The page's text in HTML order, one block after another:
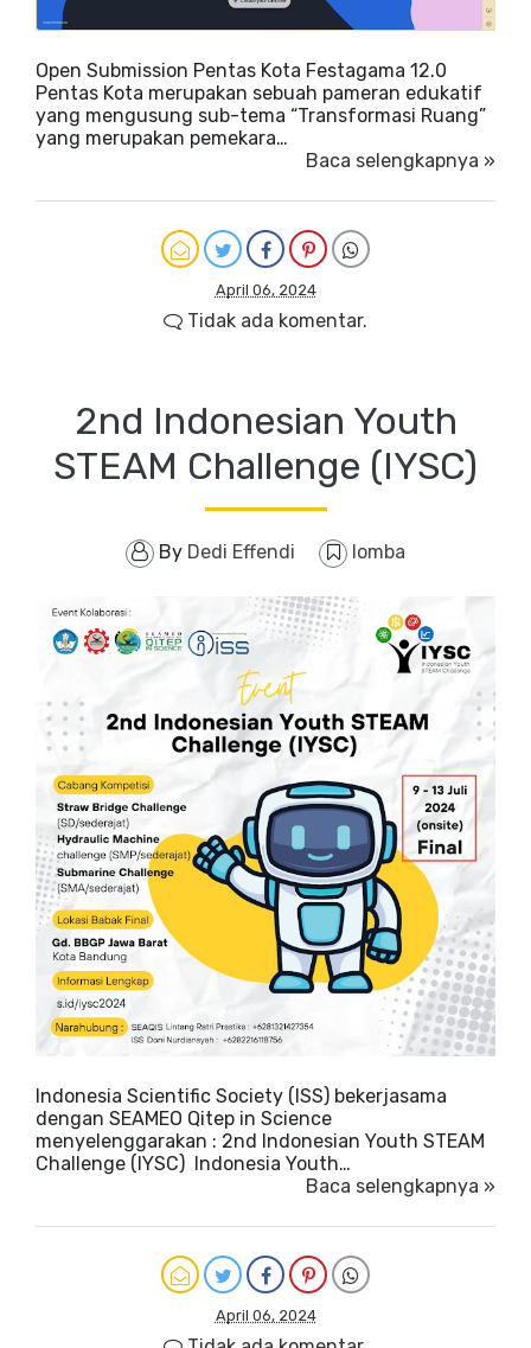
Open Submission Pentas Kota Festagama 12.0
Pentas Kota merupakan sebuah pameran edukatif
yang mengusung sub-tema “Transformasi Ruang”
yang merupakan pemekara…
Baca selengkapnya »
April 06, 2024
Tidak ada komentar.
2nd Indonesian Youth
STEAM Challenge (IYSC)
By Dedi Effendi lomba
Indonesia Scientific Society (ISS) bekerjasama
dengan SEAMEO Qitep in Science
menyelenggarakan : 2nd Indonesian Youth STEAM
Challenge (IYSC) Indonesia Youth…
Baca selengkapnya »
April 06, 2024